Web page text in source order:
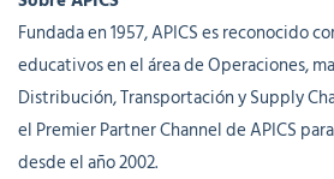
Fundada en 1957, APICS es reconocido
educativos en el área de Operaciones,
Distribución, Transportación y Supply
el Premier Partner Channel de APICS
desde el año 2002.